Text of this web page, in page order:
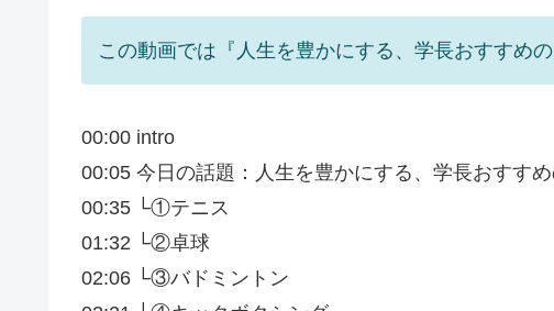
この動画では『人生を豊かにする、学長おすすめ
00:00 intro
00:05 今日の話題：人生を豊かにする、学長おすす
00:35 └①テニス
01:32 └②卓球
02:06 └③バドミントン